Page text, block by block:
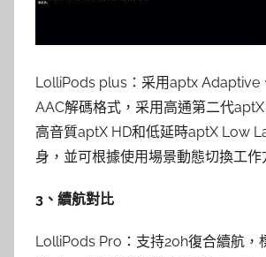
LolliPods plus：采用aptx Adaptive
AAC解碼格式，采用高通第二代
高音質aptX HD和低延時aptX Low
身，並可根據使用場景動態切換工作
3、續航對比
LolliPods Pro：支持20h復合續航，